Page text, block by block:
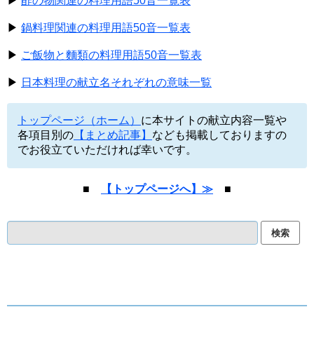
▶ 鍋料理関連の料理用語50音一覧表
▶ ご飯物と麵類の料理用語50音一覧表
▶ 日本料理の献立名それぞれの意味一覧
トップページ（ホーム） に本サイトの献立内容一覧や
各項目別の 【まとめ記事】 なども掲載しておりますの
でお役立ていただければ幸いです。
■ 【トップページへ】≫ ■